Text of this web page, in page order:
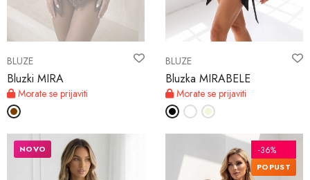
BLUZE
Bluzki MIRA
Morate se prijaviti
BLUZE
Bluzka MIRABELE
Morate se prijaviti
NOVO -36%
POPUST